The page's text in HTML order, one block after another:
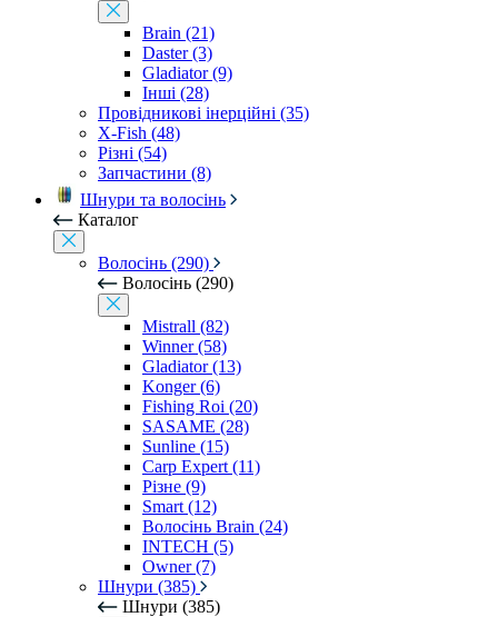
Brain (21)
Daster (3)
Gladiator (9)
Інші (28)
Провідникові інерційні (35)
X-Fish (48)
Різні (54)
Запчастини (8)
Шнури та волосінь
Каталог
Волосінь (290)
Волосінь (290)
Mistrall (82)
Winner (58)
Gladiator (13)
Konger (6)
Fishing Roi (20)
SASAME (28)
Sunline (15)
Carp Expert (11)
Різне (9)
Smart (12)
Волосінь Brain (24)
INTECH (5)
Owner (7)
Шнури (385)
Шнури (385)